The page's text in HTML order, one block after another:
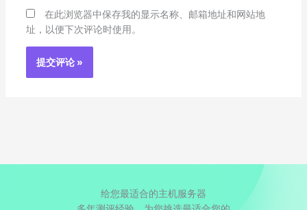
在此浏览器中保存我的显示名称、邮箱地址和网站地
址，以便下次评论时使用。
给您最适合的主机服务器